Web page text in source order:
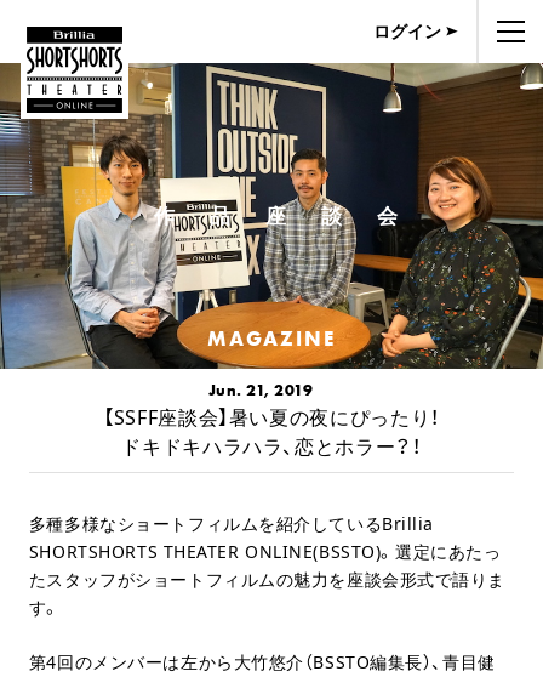
ログイン
MAGAZINE
作品座談会
Jun. 21, 2019
【SSFF座談会】暑い夏の夜にぴったり！
ドキドキハラハラ、恋とホラー？！
多種多様なショートフィルムを紹介しているBrillia
SHORTSHORTS THEATER ONLINE(BSSTO)。選定にあたっ
たスタッフがショートフィルムの魅力を座談会形式で語りま
す。
第4回のメンバーは左から大竹悠介（BSSTO編集長）、青目健